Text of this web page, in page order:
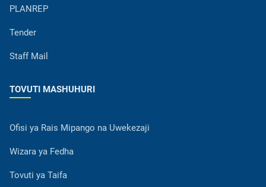
PLANREP
Tender
Staff Mail
TOVUTI MASHUHURI
Ofisi ya Rais Mipango na Uwekezaji
Wizara ya Fedha
Tovuti ya Taifa